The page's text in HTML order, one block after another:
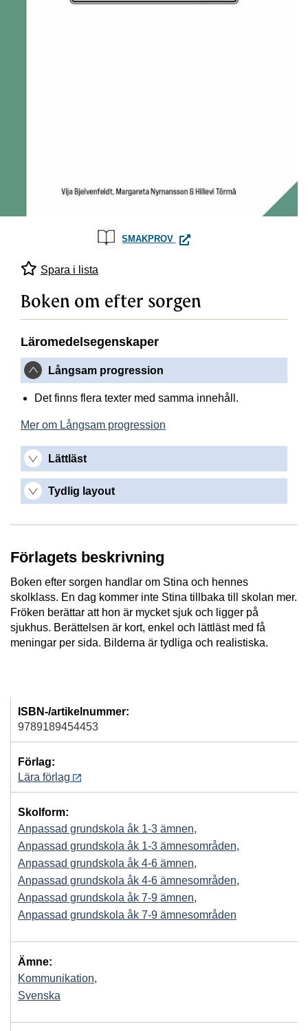
SMAKPROV BOKEN OM EFTER SORGEN
Spara i lista
Boken om efter sorgen
Läromedelsegenskaper
Långsam progression
Det finns flera texter med samma innehåll.
Mer om Långsam progression
Lättläst
Tydlig layout
Förlagets beskrivning
Boken efter sorgen handlar om Stina och hennes
skolklass. En dag kommer inte Stina tillbaka till skolan mer.
Fröken berättar att hon är mycket sjuk och ligger på
sjukhus. Berättelsen är kort, enkel och lättläst med få
meningar per sida. Bilderna är tydliga och realistiska.
ISBN-/artikelnummer:
9789189454453
Förlag:
Lära förlag
Skolform:
Anpassad grundskola åk 1-3 ämnen,
Anpassad grundskola åk 1-3 ämnesområden,
Anpassad grundskola åk 4-6 ämnen,
Anpassad grundskola åk 4-6 ämnesområden,
Anpassad grundskola åk 7-9 ämnen,
Anpassad grundskola åk 7-9 ämnesområden
Ämne:
Kommunikation,
Svenska